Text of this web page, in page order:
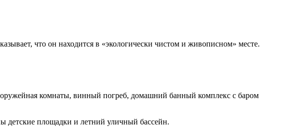
что он находится в «экологически чистом и живописном» месте.
комнаты, винный погреб, домашний банный комплекс с баром
детские площадки и летний уличный бассейн.